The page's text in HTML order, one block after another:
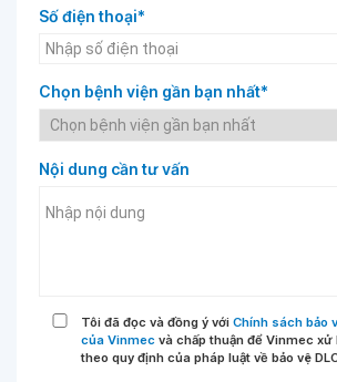
Số điện thoại*
Chọn bệnh viện gần bạn nhất*
Nội dung cần tư vấn
Tôi đã đọc và đồng ý với Chính sách bảo
của Vinmec và chấp thuận để Vinmec xử
theo quy định của pháp luật về bảo vệ